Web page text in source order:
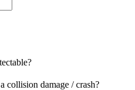
collision damage / crash?